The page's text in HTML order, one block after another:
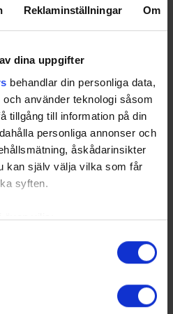
Reklaminställningar Om
dina uppgifter
behandlar din personliga data,
använder teknologi såsom
tillgång till information på din
personliga annonser och
åskådarinsikter
kan själv välja vilka som får
syften.
även vilja:
på upp till flera meter
personliga uppgifter
i Beijer Spring Garden
maj, fylls Beijer Spring Garden
skön stämning och massor av
dryck, tävlingar och roliga